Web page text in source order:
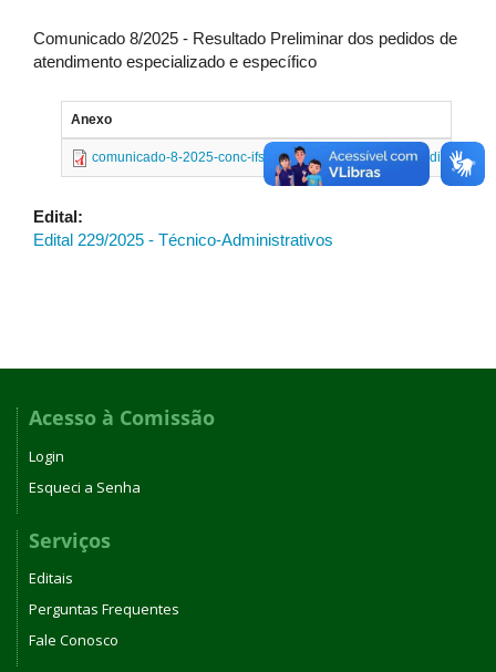
Comunicado 8/2025 - Resultado Preliminar dos pedidos de
atendimento especializado e específico
Anexo
comunicado-8-2025-conc-ifsp-resultado-preliminar-atendimento-
Edital:
Edital 229/2025 - Técnico-Administrativos
Acesso à Comissão
Login
Esqueci a Senha
Serviços
Editais
Perguntas Frequentes
Fale Conosco